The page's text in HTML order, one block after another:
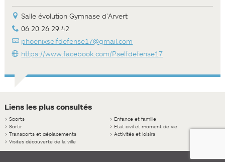
Salle évolution Gymnase d'Arvert
06 20 26 29 42
phoenixselfdefense17@gmail.com
https://www.facebook.com/Pselfdefense17
Liens les plus consultés
> Sports > Enfance et famille
> Sortir > Etat civil et moment de vie
> Transports et déplacements >Activités et loisirs
> Visites découverte de la ville